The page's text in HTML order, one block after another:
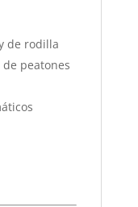
de rodilla
peatones